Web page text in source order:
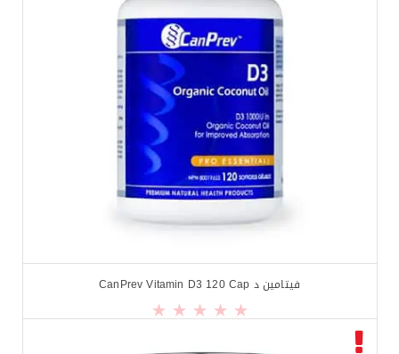
فيتامين د CanPrev Vitamin D3 120 Cap